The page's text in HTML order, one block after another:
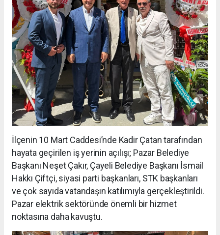
İlçenin 10 Mart Caddesi’nde Kadir Çatan tarafından
hayata geçirilen iş yerinin açılışı; Pazar Belediye
Başkanı Neşet Çakır, Çayeli Belediye Başkanı İsmail
Hakkı Çiftçi, siyasi parti başkanları, STK başkanları
ve çok sayıda vatandaşın katılımıyla gerçekleştirildi.
Pazar elektrik sektöründe önemli bir hizmet
noktasına daha kavuştu.